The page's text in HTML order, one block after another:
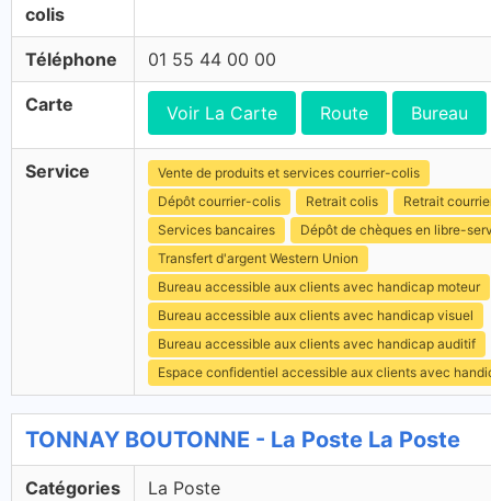
colis
Téléphone 01 55 44 00 00
Carte Voir La Carte Route Bureau
Service
Vente de produits et services courrier-colis
Dépôt courrier-colis
Retrait colis
Retrait
Services bancaires
Dépôt de chèques en libre-
Transfert d'argent Western Union
Bureau accessible aux clients avec handicap moteur
Bureau accessible aux clients avec handicap visuel
Bureau accessible aux clients avec handicap auditif
Espace confidentiel accessible aux clients avec
TONNAY BOUTONNE - La Poste La Poste
Catégories La Poste